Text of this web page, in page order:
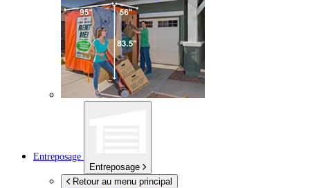
Entreposage
Entreposage
Retour au menu principal